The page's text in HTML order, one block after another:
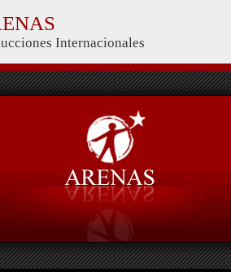
Internacionales